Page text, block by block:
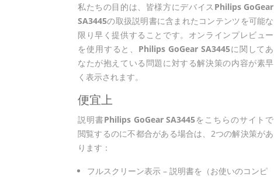
私たちの目的は、皆様方にデバイス Philips GoGear
SA3445の取扱説明書に含まれたコンテンツを可能な
限り早く提供することです。オンラインプレビュー
を使用すると、 Philips GoGear SA3445に関してあ
なたが抱えている問題に対する解決策の内容が素早
く表示されます。
便宜上
説明書Philips GoGear SA3445をこちらのサイトで
閲覧するのに不都合がある場合は、2つの解決策があ
ります：
フルスクリーン表示 – 説明書を（お使いのコンピ